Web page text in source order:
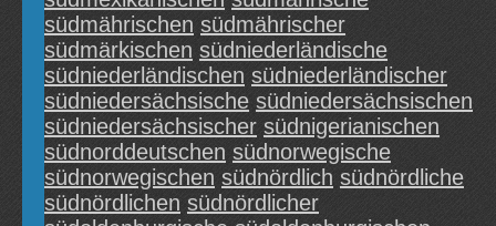
südmährischen südmährischer
südmärkischen südniederländische
südniederländischen südniederländischer
südniedersächsische südniedersächsischen
südniedersächsischer südnigerianischen
südnorddeutschen südnorwegische
südnorwegischen südnördlich südnördliche
südnördlichen südnördlicher